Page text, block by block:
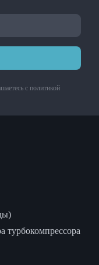
с политикой
турбокомпрессора